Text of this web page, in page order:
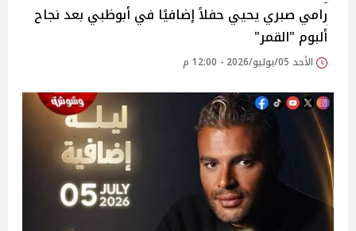
رامي صبري يحيي حفلاً إضافيًا في أبوظبي بعد نجاح
ألبوم "القمر"
الأحد 05/يوليو/2026 - 12:00 م